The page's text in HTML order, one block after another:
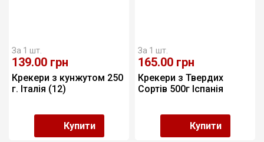
За 1 шт.
139.00 грн
Крекери з кунжутом 250
г. Італія (12)
Купити
За 1 шт.
165.00 грн
Крекери з Твердих
Сортів 500г Іспанія
Купити